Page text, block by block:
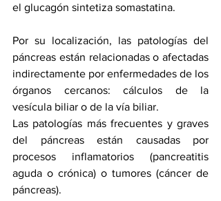
el glucagón sintetiza somastatina.
Por su localización, las patologías del
páncreas están relacionadas o afectadas
indirectamente por enfermedades de los
órganos cercanos: cálculos de la
vesícula biliar o de la vía biliar.
Las patologías más frecuentes y graves
del páncreas están causadas por
procesos inflamatorios (pancreatitis
aguda o crónica) o tumores (cáncer de
páncreas).